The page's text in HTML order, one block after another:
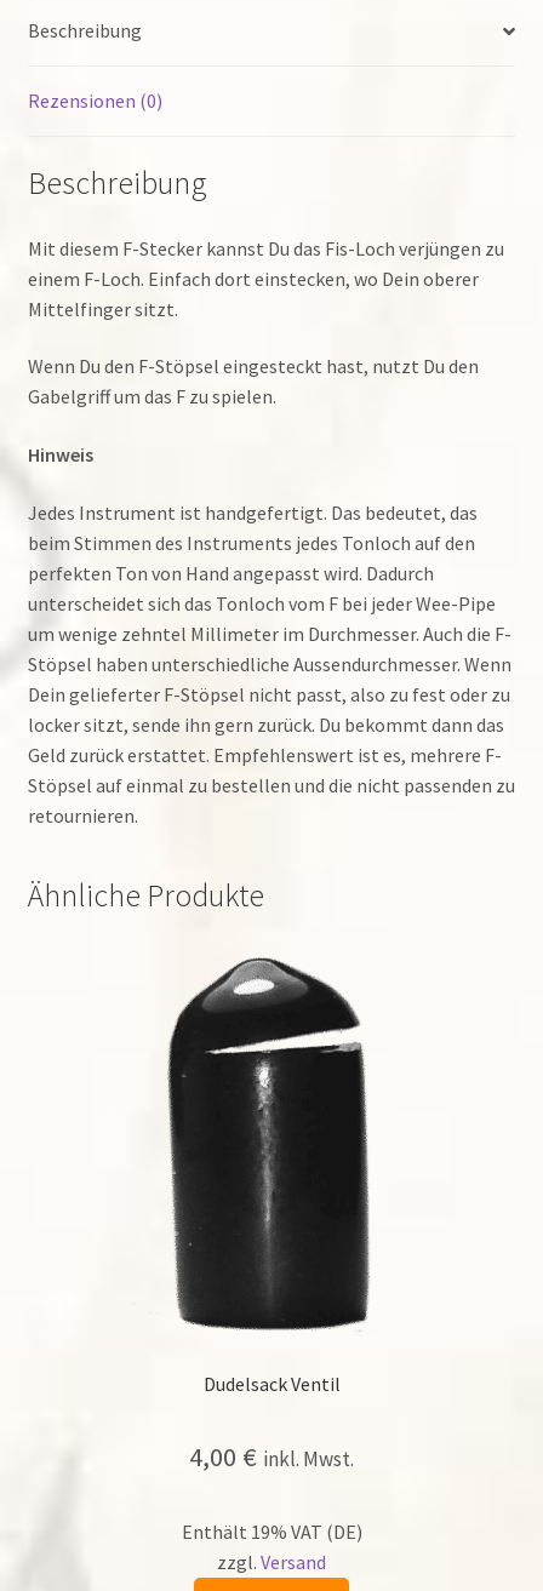
Beschreibung
Rezensionen (0)
Beschreibung
Mit diesem F-Stecker kannst Du das Fis-Loch verjüngen zu
einem F-Loch. Einfach dort einstecken, wo Dein oberer
Mittelfinger sitzt.
Wenn Du den F-Stöpsel eingesteckt hast, nutzt Du den
Gabelgriff um das F zu spielen.
Hinweis
Jedes Instrument ist handgefertigt. Das bedeutet, das
beim Stimmen des Instruments jedes Tonloch auf den
perfekten Ton von Hand angepasst wird. Dadurch
unterscheidet sich das Tonloch vom F bei jeder Wee-Pipe
um wenige zehntel Millimeter im Durchmesser. Auch die F-
Stöpsel haben unterschiedliche Aussendurchmesser. Wenn
Dein gelieferter F-Stöpsel nicht passt, also zu fest oder zu
locker sitzt, sende ihn gern zurück. Du bekommt dann das
Geld zurück erstattet. Empfehlenswert ist es, mehrere F-
Stöpsel auf einmal zu bestellen und die nicht passenden zu
retournieren.
Ähnliche Produkte
Dudelsack Ventil
4,00 € inkl. Mwst.
Enthält 19% VAT (DE)
zzgl. Versand